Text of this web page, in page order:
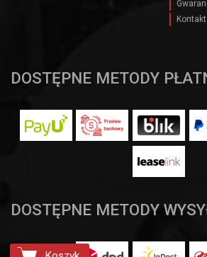
Kontakt
DOSTĘPNE METODY
DOSTĘPNE METODY